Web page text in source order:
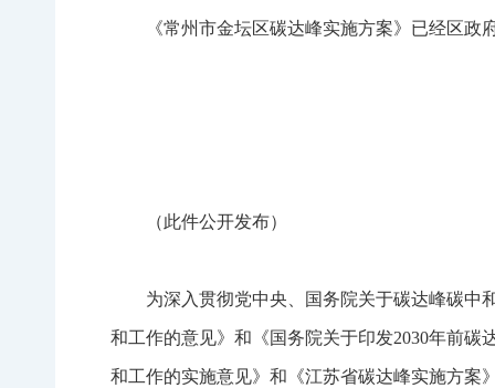
《常州市金坛区碳达峰实施方案》已经区
（此件公开发布）
为深入贯彻党中央、国务院关于碳达峰碳中
和工作的意见》和《国务院关于印发2030年前
和工作的实施意见》和《江苏省碳达峰实施方案